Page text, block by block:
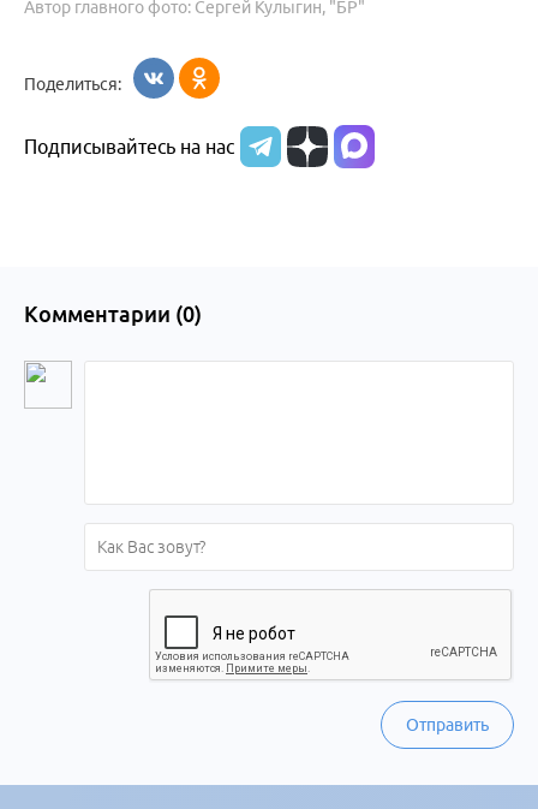
Автор главного фото: Сергей Кулыгин, "БР"
Поделиться:
Подписывайтесь на нас
Комментарии (0)
Отправить